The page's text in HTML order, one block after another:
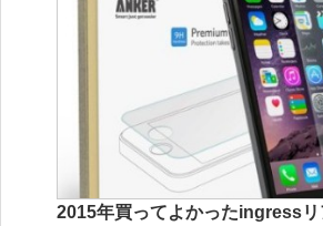
2015年買ってよかったingressリ